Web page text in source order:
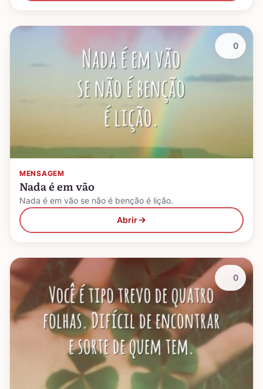
MENSAGEM
Nada é em vão
Nada é em vão se não é benção é lição.
Abrir
0
0